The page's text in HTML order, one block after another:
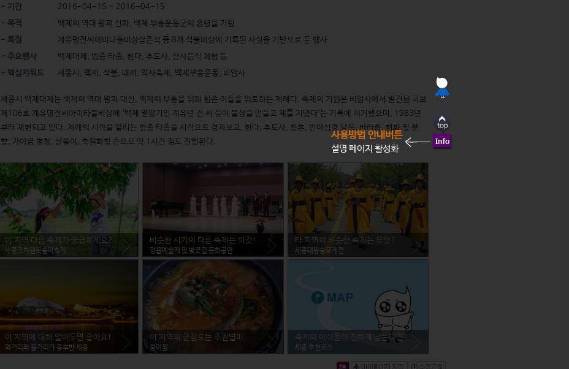
- 기간
2016-04-15 ~ 2016-04-15
- 목적
백제의 역대 왕과 신하, 백제 부흥운동군의 혼령을 기림
- 특징
계유명전씨아미나툴비상삼존석 등 8개 석불비상에 기록된 사실을 기반으로 둔 행사
- 주요행사
백제대제, 범종 타종, 헌다, 추도사, 산사음식 체험 등
- 핵심키워드
세종시, 백제, 석불, 대제, 역사축제, 백제부흥운동, 비암사
세종시 백제대제는 백제의 역대 왕과 대신, 백제의 부흥을 위해 힘쓴 이들을 위로하는 제례다. 축제의 기원은 비암사에서 발견된 국보
제106호 계유명전씨아미타불비상에 ‘백제 멸망기인 계유년 전 씨 등이 불상을 만들고 제를 지냈다’는 기록에 의거했으며, 1983년
부터 재현되고 있다. 제례의 시작을 알리는 범종 타종을 시작으로 경과보고, 헌다, 추도사, 청혼, 반야심경 낭독, 바라춤, 헌화 및 분
향, 가야금 병창, 살풀이, 축원화청 순으로 약 1시간 정도 진행된다.
이 지역 다른 축제가 궁금하세요?
세종조치원복숭아축제
비슷한 시기의 다른 축제는 이것!
정읍예술제 및 벚꽃길 문화공연
타 지역의 비슷한 축제는 무엇?
세종대왕숭모제전
이 지역에 대해 알아두면 좋아요!
먹거리와 볼거리가 풍부한 세종
이 지역의 군침도는 추천별미
붕어찜
축제의 아쉬움이 진하게 남는다면?
세종 추천코스
사용방법 안내버튼
설명 페이지 활성화